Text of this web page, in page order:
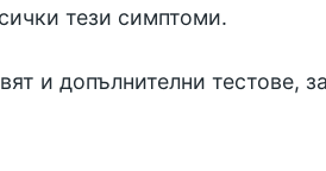
тези симптоми.
и допълнителни тестове,